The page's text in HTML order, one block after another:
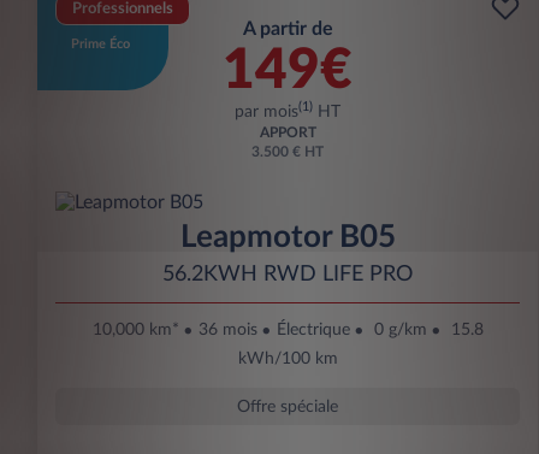
Professionnels
Prime Éco
A partir de
149€
par mois(1) HT
APPORT
3.500 € HT
Leapmotor B05
56.2KWH RWD LIFE PRO
10,000 km* 36 mois Électrique 0 g/km
15.8
kWh/100 km
Offre spéciale